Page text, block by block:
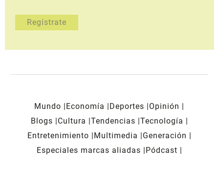
Mundo Economía Deportes
Opinión
Blogs
Cultura Tendencias Tecnología
Entretenimiento
Multimedia
Generación
Especiales marcas aliadas
Pódcast